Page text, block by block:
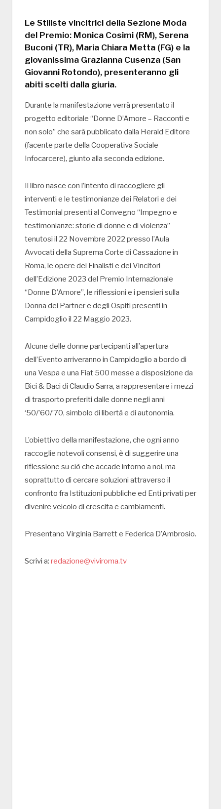
Le Stiliste vincitrici della Sezione Moda
del Premio: Monica Cosimi (RM), Serena
Buconi (TR), Maria Chiara Metta (FG) e la
giovanissima Grazianna Cusenza (San
Giovanni Rotondo), presenteranno gli
abiti scelti dalla giuria.
Durante la manifestazione verrà presentato il
progetto editoriale “Donne D’Amore – Racconti e
non solo” che sarà pubblicato dalla Herald Editore
(facente parte della Cooperativa Sociale
Infocarcere), giunto alla seconda edizione.
Il libro nasce con l’intento di raccogliere gli
interventi e le testimonianze dei Relatori e dei
Testimonial presenti al Convegno “Impegno e
testimonianze: storie di donne e di violenza”
tenutosi il 22 Novembre 2022 presso l’Aula
Avvocati della Suprema Corte di Cassazione in
Roma, le opere dei Finalisti e dei Vincitori
dell’Edizione 2023 del Premio Internazionale
“Donne D’Amore”, le riflessioni e i pensieri sulla
Donna dei Partner e degli Ospiti presenti in
Campidoglio il 22 Maggio 2023.
Alcune delle donne partecipanti all’apertura
dell’Evento arriveranno in Campidoglio a bordo di
una Vespa e una Fiat 500 messe a disposizione da
Bici & Baci di Claudio Sarra, a rappresentare i mezzi
di trasporto preferiti dalle donne negli anni
‘50/’60/’70, simbolo di libertà e di autonomia.
L’obiettivo della manifestazione, che ogni anno
raccoglie notevoli consensi, è di suggerire una
riflessione su ciò che accade intorno a noi, ma
soprattutto di cercare soluzioni attraverso il
confronto fra Istituzioni pubbliche ed Enti privati per
divenire veicolo di crescita e cambiamenti.
Presentano Virginia Barrett e Federica D’Ambrosio.
Scrivi a: redazione@viviroma.tv